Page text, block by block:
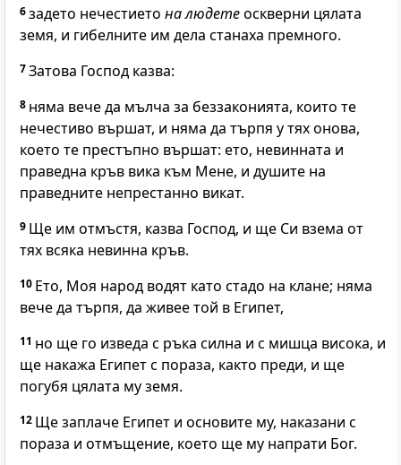
6задето нечестието на людетеоскверни цялата
земя, и гибелните им дела станаха премного.
7Затова Господ казва:
8 няма вече да мълча за беззаконията, които те
нечестиво вършат, и няма да търпя у тях онова,
което те престъпно вършат: ето, невинната и
праведна кръв вика към Мене, и душите на
праведните непрестанно викат.
9 Ще им отмъстя, казва Господ, и ще Си взема от
тях всяка невинна кръв.
10 Ето, Моя народ водят като стадо на клане; няма
вече да търпя, да живее той в Египет,
11 но ще го изведа с ръка силна и с мишца висока, и
ще накажа Египет с пораза, както преди, и ще
погубя цялата му земя.
12 Ще заплаче Египет и основите му, наказани с
пораза и отмъщение, което ще му напрати Бог.